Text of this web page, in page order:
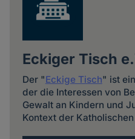
Eckiger Tisch
Der "Eckige Tisch" ist
der die Interessen von
Gewalt an Kindern und
Kontext der